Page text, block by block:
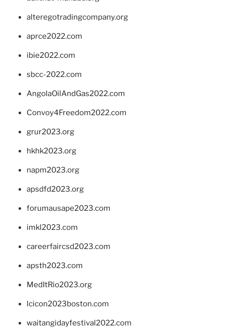
alteregotradingcompany.org
aprce2022.com
ibie2022.com
sbcc-2022.com
AngolaOilAndGas2022.com
Convoy4Freedom2022.com
grur2023.org
hkhk2023.org
napm2023.org
apsdfd2023.org
forumausape2023.com
imkl2023.com
careerfaircsd2023.com
apsth2023.com
MedItRio2023.org
lcicon2023boston.com
waitangidayfestival2022.com